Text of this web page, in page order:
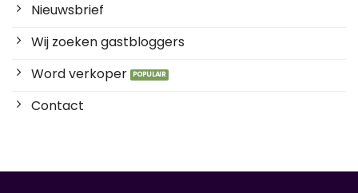
Nieuwsbrief
Wij zoeken gastbloggers
Word verkoper
Contact